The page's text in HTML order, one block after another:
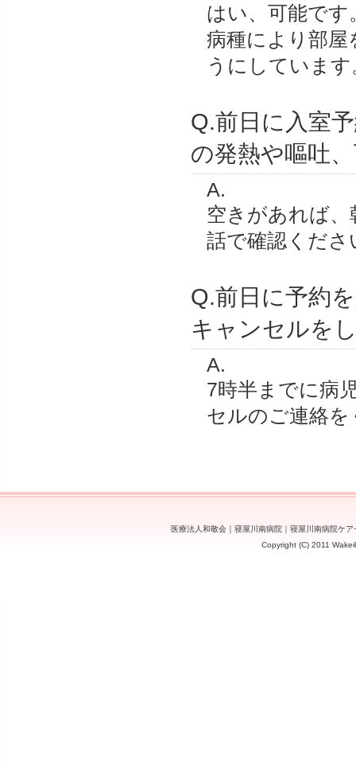
はい、可能です
病種により部
うにしています
Q.前日に入室
の発熱や嘔吐
A.
空きがあれば
話で確認くださ
Q.前日に予約
キャンセルを
A.
7時半までに病
セルのご連絡
医療法人和敬会 ｜ 寝屋川南病院 ｜ 寝屋川南病院ケア
Copyright (C) 2011